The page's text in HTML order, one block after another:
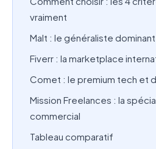
vraiment
Malt : le généraliste dominant
Fiverr : la marketplace
Comet : le premium tech et
Mission Freelances : la
commercial
Tableau comparatif